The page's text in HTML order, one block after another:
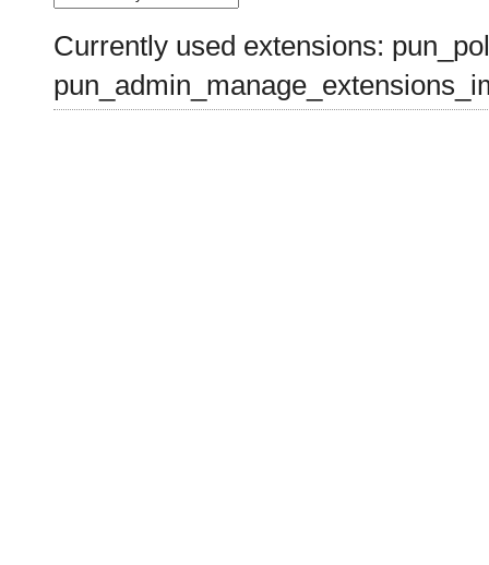
Currently used extensions: